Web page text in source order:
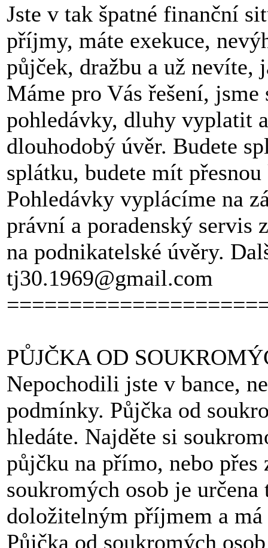
Jste v tak špatné finanční
příjmy, máte exekuce,
půjček, dražbu a už
Máme pro Vás řešení, jsme
pohledávky, dluhy vyplatit
dlouhodobý úvěr. Budete
splátku, budete mít
Pohledávky vyplácíme na
právní a poradenský servis
na podnikatelské úvěry.
tj30.1969@gmail.com
PŮJČKA OD
Nepochodili jste v bance,
podmínky. Půjčka od
hledáte. Najděte si
půjčku na přímo, nebo
soukromých osob je
doložitelným příjmem a
Půjčka od soukromých